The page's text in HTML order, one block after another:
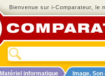
Bienvenue sur i-Comparateur, le
Matériel informatique Image,